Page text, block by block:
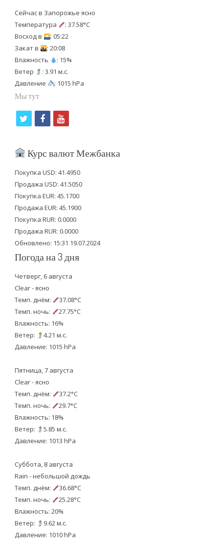
Сейчас в Запорожье ясно
Температура
: 37.58°C
Восход в
: 05:22
Закат в
: 20:08
Влажность
: 15%
Ветер
: 3.91 м.с.
Давление
: 1015 hPa
Мы тут
i
t
e
r
f
c
b
o
o
k
y
u
u
b
e
Курс валют Межбанка
Покупка USD: 41.4950
Продажа USD: 41.5050
Покупка EUR: 45.1700
Продажа EUR: 45.1900
Покупка RUR: 0.0000
Продажа RUR: 0.0000
Обновлено: 15:31 19.07.2024
Погода на 3 дня
Четверг, 6 августа
Clear - ясно
Темп. днём:
37.08°C
Темп. ночь:
27.75°C
Влажность: 16%
Ветер:
4.21 м.с.
Давление: 1015 hPa
Пятница, 7 августа
Clear - ясно
Темп. днём:
37.2°C
Темп. ночь:
29.7°C
Влажность: 18%
Ветер:
5.85 м.с.
Давление: 1013 hPa
Суббота, 8 августа
Rain - небольшой дождь
Темп. днём:
36.68°C
Темп. ночь:
25.28°C
Влажность: 20%
Ветер:
9.62 м.с.
Давление: 1010 hPa